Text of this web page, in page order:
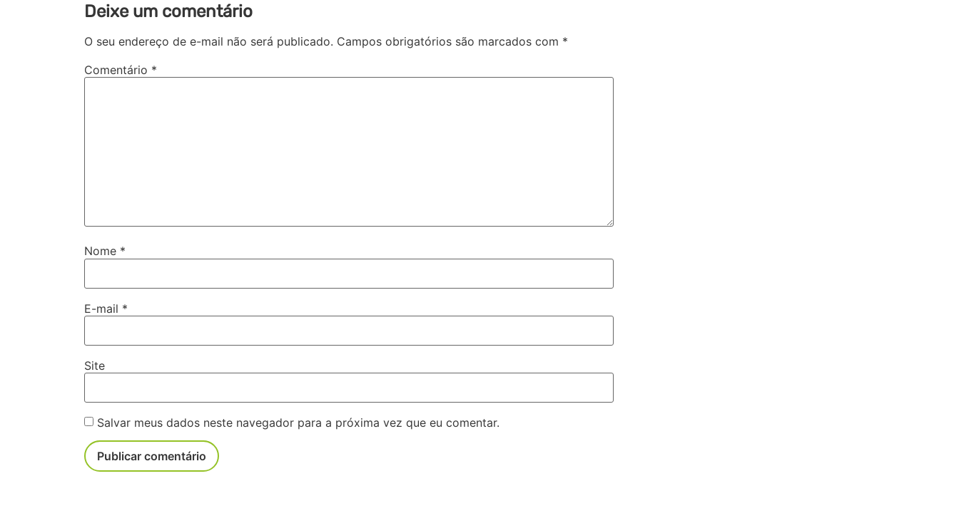
Deixe um comentário
O seu endereço de e-mail não será publicado. Campos obrigatórios são marcados com *
Comentário *
Nome *
E-mail *
Site
Salvar meus dados neste navegador para a próxima vez que eu comentar.